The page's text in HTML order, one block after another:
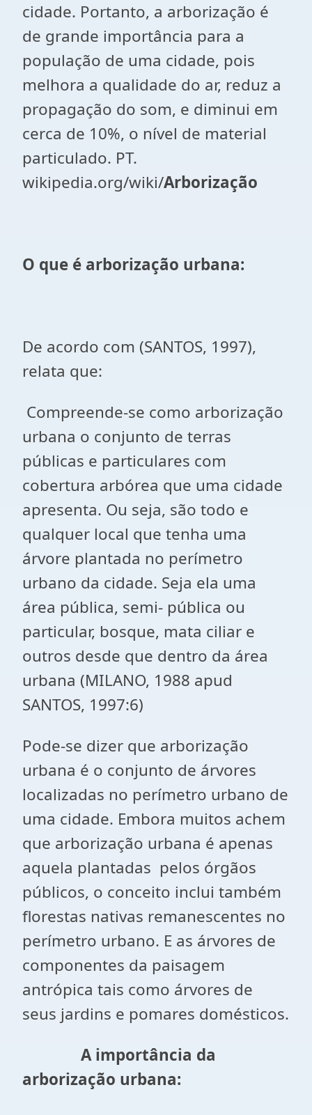
cidade. Portanto, a arborização é
de grande importância para a
população de uma cidade, pois
melhora a qualidade do ar, reduz a
propagação do som, e diminui em
cerca de 10%, o nível de material
particulado. PT.
wikipedia.org/wiki/Arborização
O que é arborização urbana:
De acordo com (SANTOS, 1997),
relata que:
Compreende-se como arborização
urbana o conjunto de terras
públicas e particulares com
cobertura arbórea que uma cidade
apresenta. Ou seja, são todo e
qualquer local que tenha uma
árvore plantada no perímetro
urbano da cidade. Seja ela uma
área pública, semi- pública ou
particular, bosque, mata ciliar e
outros desde que dentro da área
urbana (MILANO, 1988 apud
SANTOS, 1997:6)
Pode-se dizer que arborização
urbana é o conjunto de árvores
localizadas no perímetro urbano de
uma cidade. Embora muitos achem
que arborização urbana é apenas
aquela plantadas pelos órgãos
públicos, o conceito inclui também
florestas nativas remanescentes no
perímetro urbano. E as árvores de
componentes da paisagem
antrópica tais como árvores de
seus jardins e pomares domésticos.
A importância da
arborização urbana: